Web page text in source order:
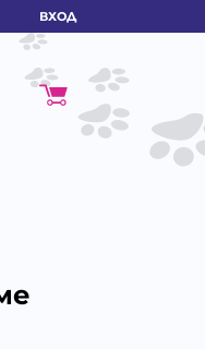
ВХОД